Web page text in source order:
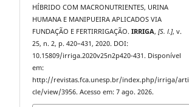
HÍBRIDO COM MACRONUTRIENTES, URINA
HUMANA E MANIPUEIRA APLICADOS VIA
FUNDAÇÃO E FERTIRRIGAÇÃO.IRRIGA,[S. l.], v.
25, n. 2, p. 420–431, 2020. DOI:
10.15809/irriga.2020v25n2p420-431. Disponível
em:
http://revistas.fca.unesp.br/index.php/irriga/arti
cle/view/3956. Acesso em: 7 ago. 2026.